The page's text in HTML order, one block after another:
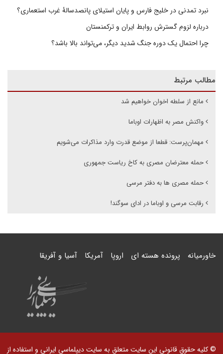
نبرد تمدنی در خلیج فارس و پایان استیلای پانصدسالۀ غرب استعماری؟
درباره لزوم گسترش روابط ایران و ترکمنستان
چرا احتمال یک دوره جنگ شدید دیگر، می‌تواند بالا باشد؟
مطالب مرتبط
مانع از سلطه اخوان خواهیم شد
واکنش مصر به اظهارات اوباما
مهمان‌پرست: قطعا از موضع قدرت وارد مذاکرات می‌شویم
حمله معترضان مصری به کاخ ریاست جمهوری
حمله مصری ها به دفتر مرسی
رقابت مرسی و اوباما در ادای سوگند!
خاورمیانه پرونده هسته ای اروپا آمریکا آسیا و آفریقا
© کلیه حقوق قانونی این سایت متعلق به سایت دیپلماسی ایرانی و استفاده از